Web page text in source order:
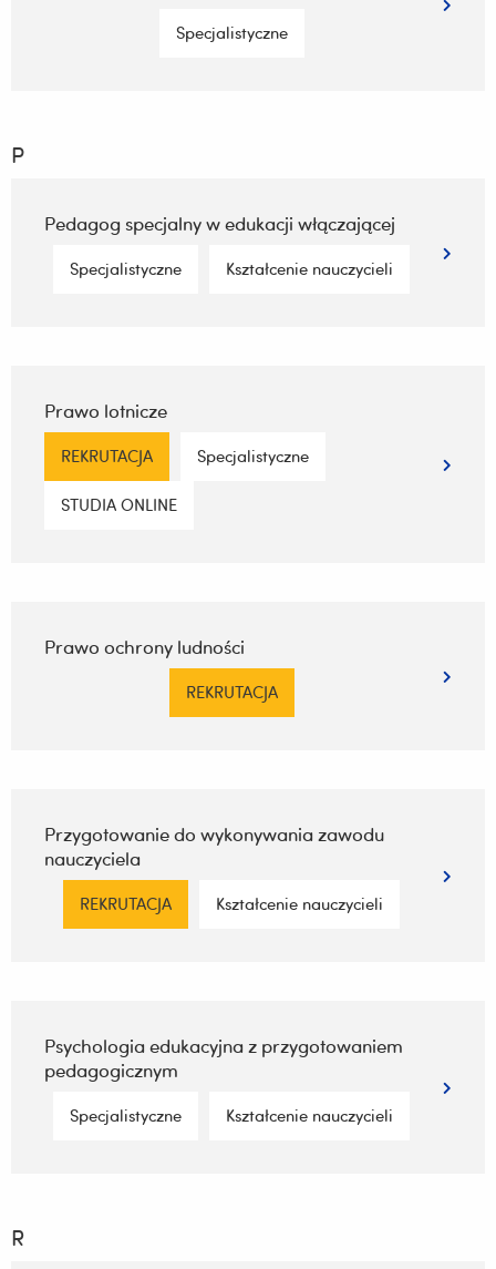
Specjalistyczne
P
Pedagog specjalny w edukacji włączającej
Specjalistyczne Kształcenie nauczycieli
Prawo lotnicze
REKRUTACJA Specjalistyczne
STUDIA ONLINE
Prawo ochrony ludności
REKRUTACJA
Przygotowanie do wykonywania zawodu
nauczyciela
REKRUTACJA Kształcenie nauczycieli
Psychologia edukacyjna z przygotowaniem
pedagogicznym
Specjalistyczne Kształcenie nauczycieli
R